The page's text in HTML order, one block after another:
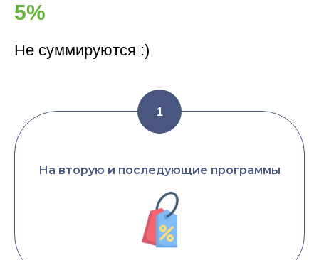
5%
Не суммируются :)
На вторую и последующие программы